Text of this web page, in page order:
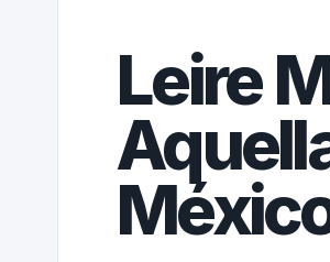
Leire